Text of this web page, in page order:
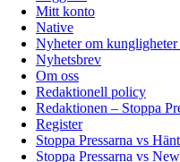
Mitt konto
Native
Nyheter om
Nyhetsbrev
Om oss
Redaktionell policy
Redaktionen – Stoppa
Register
Stoppa Pressarna vs Hänt
Stoppa Pressarna vs